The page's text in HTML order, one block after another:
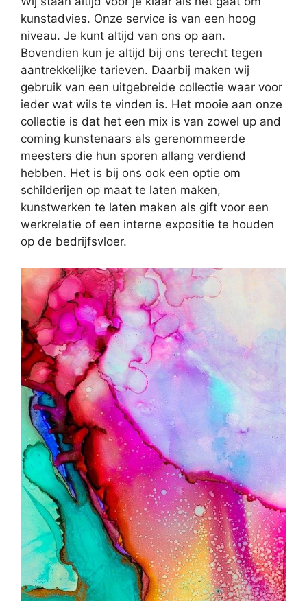
kunstadvies. Onze service is van een hoog
niveau. Je kunt altijd van ons op aan.
Bovendien kun je altijd bij ons terecht tegen
aantrekkelijke tarieven. Daarbij maken wij
gebruik van een uitgebreide collectie waar voor
ieder wat wils te vinden is. Het mooie aan onze
collectie is dat het een mix is van zowel up and
coming kunstenaars als gerenommeerde
meesters die hun sporen allang verdiend
hebben. Het is bij ons ook een optie om
schilderijen op maat te laten maken,
kunstwerken te laten maken als gift voor een
werkrelatie of een interne expositie te houden
op de bedrijfsvloer.